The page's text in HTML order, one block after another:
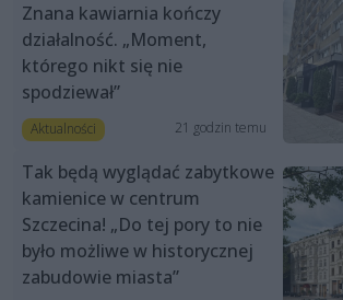
Znana kawiarnia kończy
działalność. „Moment,
którego nikt się nie
spodziewał”
Aktualności 21 godzin temu
Tak będą wyglądać zabytkowe
kamienice w centrum
Szczecina! „Do tej pory to nie
było możliwe w historycznej
zabudowie miasta”